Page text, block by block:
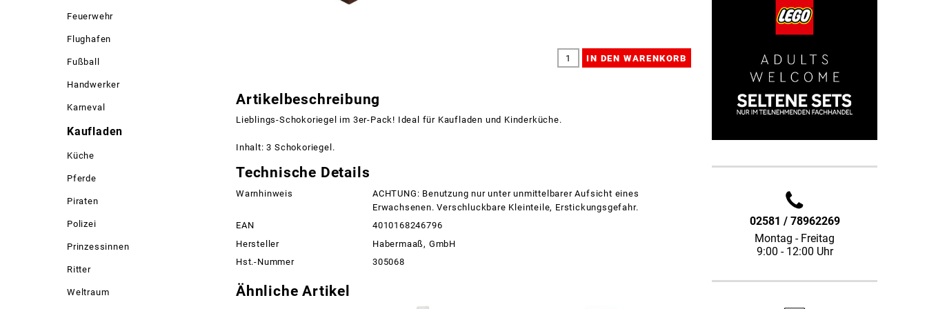
Feuerwehr
Flughafen
Fußball
Handwerker
Karneval
Kaufladen
Küche
Pferde
Piraten
Polizei
Prinzessinnen
Ritter
Weltraum
Artikelbeschreibung
Lieblings-Schokoriegel im 3er-Pack! Ideal für Kaufladen und Kinderküche.
Inhalt: 3 Schokoriegel.
Technische Details
Warnhinweis
ACHTUNG: Benutzung nur unter unmittelbarer Aufsicht eines
Erwachsenen. Verschluckbare Kleinteile, Erstickungsgefahr.
EAN
4010168246796
Hersteller
Habermaaß, GmbH
Hst.-Nummer
305068
Ähnliche Artikel
02581 / 78962269
Montag - Freitag
9:00 - 12:00 Uhr